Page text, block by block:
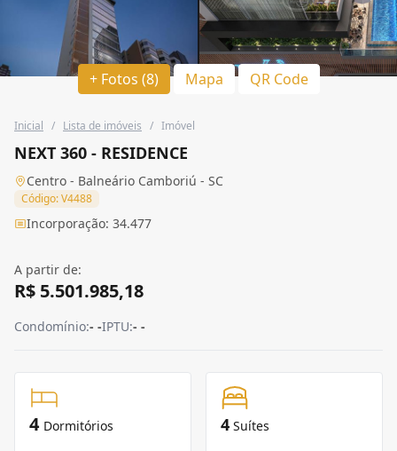
+ Fotos (8) Mapa QR Code
Inicial / Lista de imóveis / Imóvel
NEXT 360 - RESIDENCE
Centro - Balneário Camboriú - SC
Código: V4488
Incorporação: 34.477
A partir de:
R$ 5.501.985,18
Condomínio:- -IPTU:- -
4 Dormitórios 4 Suítes